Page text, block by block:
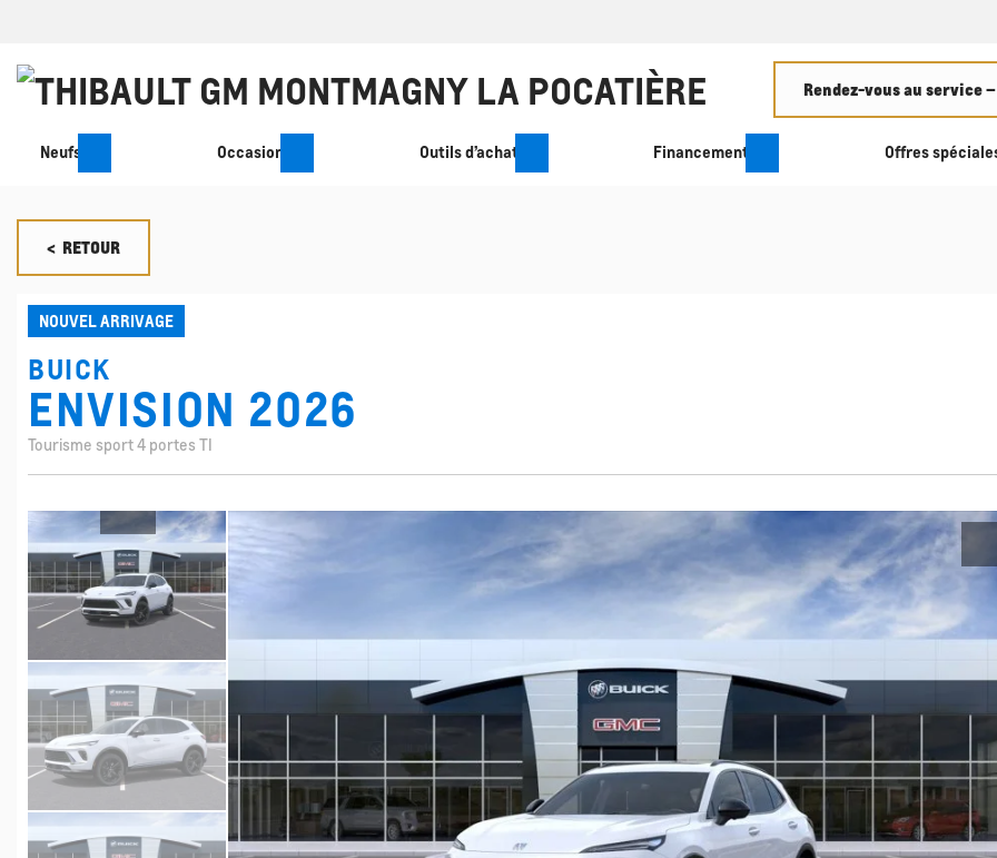
Rendez-vous au service
Neufs Occasion Outils d’achat Financement Offres spéciales
< RETOUR
NOUVEL ARRIVAGE
BUICK
ENVISION 2026
Tourisme sport 4 portes TI